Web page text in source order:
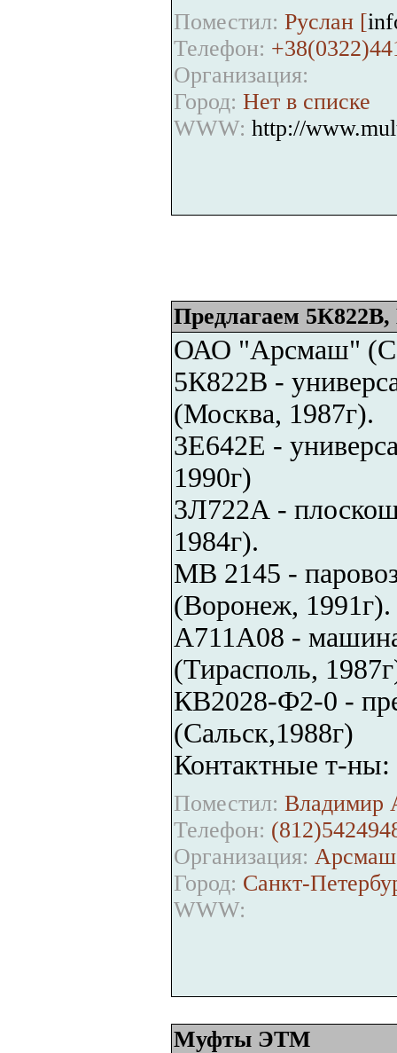
Поместил: Руслан [
Телефон:
Организация:
Город: Нет в списке
WWW: http://
Предлагаем
ОАО "Арсмаш"
5К822В -
(Москва, 1987г).
3Е642Е -
1990г)
3Л722А -
1984г).
МВ 2145 -
(Воронеж, 1991г).
А711А08 -
(Тирасполь,
КВ2028-Ф2-0 -
(Сальск,1988г)
Контактные т-
Поместил: Владимир
Телефон:
Организация: Арсмаш
Город: Санкт-
WWW:
Муфты ЭТМ